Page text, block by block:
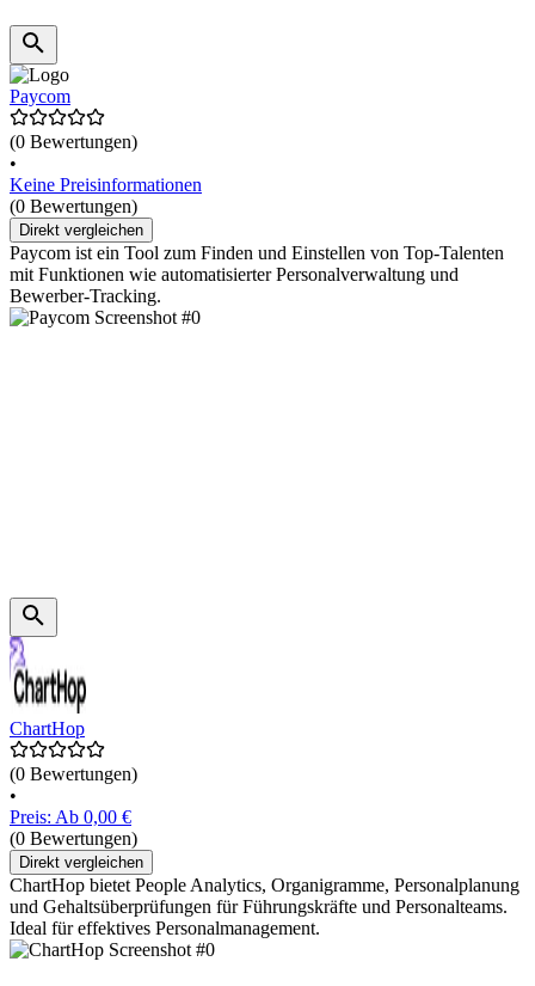
Paycom
(0 Bewertungen)
•
Keine Preisinformationen
(0 Bewertungen)
Direkt vergleichen
Paycom ist ein Tool zum Finden und Einstellen von Top-Talenten
mit Funktionen wie automatisierter Personalverwaltung und
Bewerber-Tracking.
ChartHop
(0 Bewertungen)
•
Preis: Ab 0,00 €
(0 Bewertungen)
Direkt vergleichen
ChartHop bietet People Analytics, Organigramme, Personalplanung
und Gehaltsüberprüfungen für Führungskräfte und Personalteams.
Ideal für effektives Personalmanagement.